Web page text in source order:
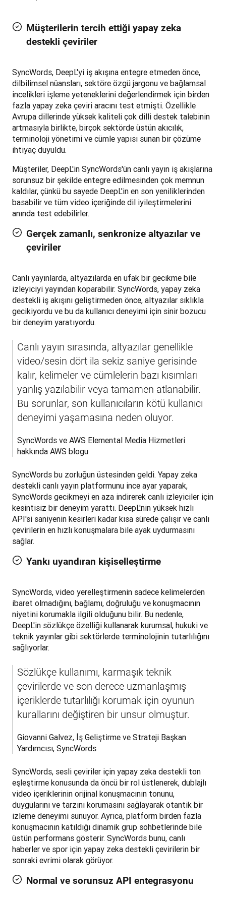
Müşterilerin tercih ettiği yapay zeka
destekli çeviriler
SyncWords, DeepL'yi iş akışına entegre etmeden önce,
dilbilimsel nüansları, sektöre özgü jargonu ve bağlamsal
incelikleri işleme yeteneklerini değerlendirmek için birden
fazla yapay zeka çeviri aracını test etmişti. Özellikle
Avrupa dillerinde yüksek kaliteli çok dilli destek talebinin
artmasıyla birlikte, birçok sektörde üstün akıcılık,
terminoloji yönetimi ve cümle yapısı sunan bir çözüme
ihtiyaç duyuldu.
Müşteriler, DeepL'in SyncWords'ün canlı yayın iş akışlarına
sorunsuz bir şekilde entegre edilmesinden çok memnun
kaldılar, çünkü bu sayede DeepL'in en son yeniliklerinden
basabilir ve tüm video içeriğinde dil iyileştirmelerini
anında test edebilirler.
Gerçek zamanlı, senkronize altyazılar ve
çeviriler
Canlı yayınlarda, altyazılarda en ufak bir gecikme bile
izleyiciyi yayından koparabilir. SyncWords, yapay zeka
destekli iş akışını geliştirmeden önce, altyazılar sıklıkla
gecikiyordu ve bu da kullanıcı deneyimi için sinir bozucu
bir deneyim yaratıyordu.
Canlı yayın sırasında, altyazılar genellikle
video/sesin dört ila sekiz saniye gerisinde
kalır, kelimeler ve cümlelerin bazı kısımları
yanlış yazılabilir veya tamamen atlanabilir.
Bu sorunlar, son kullanıcıların kötü kullanıcı
deneyimi yaşamasına neden oluyor.
SyncWords ve AWS Elemental Media Hizmetleri
hakkında AWS blogu
SyncWords bu zorluğun üstesinden geldi. Yapay zeka
destekli canlı yayın platformunu ince ayar yaparak,
SyncWords gecikmeyi en aza indirerek canlı izleyiciler için
kesintisiz bir deneyim yarattı. DeepL'nin yüksek hızlı
API'si saniyenin kesirleri kadar kısa sürede çalışır ve canlı
çevirilerin en hızlı konuşmalara bile ayak uydurmasını
sağlar.
Yankı uyandıran kişiselleştirme
SyncWords, video yerelleştirmenin sadece kelimelerden
ibaret olmadığını, bağlamı, doğruluğu ve konuşmacının
niyetini korumakla ilgili olduğunu bilir. Bu nedenle,
DeepL'in sözlükçe özelliği kullanarak kurumsal, hukuki ve
teknik yayınlar gibi sektörlerde terminolojinin tutarlılığını
sağlıyorlar.
Sözlükçe kullanımı, karmaşık teknik
çevirilerde ve son derece uzmanlaşmış
içeriklerde tutarlılığı korumak için oyunun
kurallarını değiştiren bir unsur olmuştur.
Giovanni Galvez, İş Geliştirme ve Strateji Başkan
Yardımcısı, SyncWords
SyncWords, sesli çeviriler için yapay zeka destekli ton
eşleştirme konusunda da öncü bir rol üstlenerek, dublajlı
video içeriklerinin orijinal konuşmacının tonunu,
duygularını ve tarzını korumasını sağlayarak otantik bir
izleme deneyimi sunuyor. Ayrıca, platform birden fazla
konuşmacının katıldığı dinamik grup sohbetlerinde bile
üstün performans gösterir. SyncWords bunu, canlı
haberler ve spor için yapay zeka destekli çevirilerin bir
sonraki evrimi olarak görüyor.
Normal ve sorunsuz API entegrasyonu